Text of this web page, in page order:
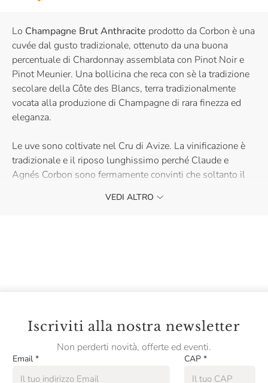
Lo Champagne Brut Anthracite prodotto da Corbon è una
cuvée dal gusto tradizionale, ottenuto da una buona
percentuale di Chardonnay assemblata con Pinot Noir e
Pinot Meunier. Una bollicina che reca con sè la tradizione
secolare della Côte des Blancs, terra tradizionalmente
vocata alla produzione di Champagne di rara finezza ed
eleganza.
Le uve sono coltivate nel Cru di Avize. La vinificazione è
tradizionale e il riposo lunghissimo perché Claude e
Agnés Corbon sono fermamente convinti che soltanto il
eccezionali. Una filosofia vincente che ripaga con una
VEDI ALTRO
Iscriviti alla nostra newsletter
Non perderti novità, offerte ed eventi.
Email * CAP *